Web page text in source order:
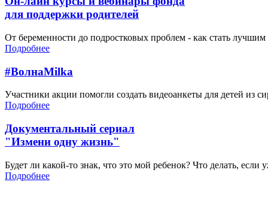
для поддержки родителей
От беременности до подростковых проблем - как стать лучшим
Подробнее
#ВолнаMilka
Участники акции помогли создать видеоанкеты для детей из
Подробнее
Документальный сериал
"Измени одну жизнь"
Будет ли какой-то знак, что это мой ребенок? Что делать,
Подробнее